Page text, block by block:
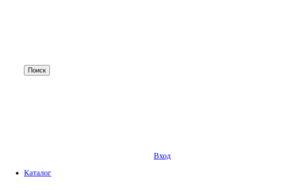
Вход
Каталог